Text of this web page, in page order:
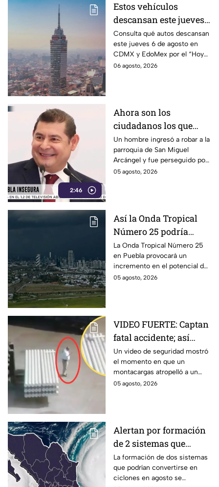
Estos vehículos
descansan este jueves 6
de agosto en CDMX y
EdoMex como parte del
Hoy No Circula
Consulta qué autos descansan
este jueves 6 de agosto en
CDMX y EdoMex por el “Hoy
No Circula"; evita multas y el
06 agosto, 2026
2:46
Ahora son los
ciudadanos los que
detienen a los
delincuentes: feligreses
detienen a presunto
ladrón ante la
Armenta
Un hombre ingresó a robar a la
parroquia de San Miguel
Arcángel y fue perseguido por
los propios feligreses, quienes
vigilancia.
05 agosto, 2026
Así la Onda Tropical
Número 25 podría
generar tormentas en
Puebla: Pronóstico de
lluvias y riesgos
La Onda Tropical Número 25
en Puebla provocará un
incremento en el potencial de
lluvias en los próximos días,
05 agosto, 2026
VIDEO FUERTE: Captan
fatal accidente; así
montacargas atropelló
a trabajador distraído
en su celular
Un video de seguridad mostró
el momento en que un
montacargas atropelló a un
trabajador dentro de una planta
05 agosto, 2026
Alertan por formación
de 2 sistemas que
podrían convertirse en
ciclones en agosto:
¿Qué riesgo
La formación de dos sistemas
que podrían convertirse en
ciclones en agosto se